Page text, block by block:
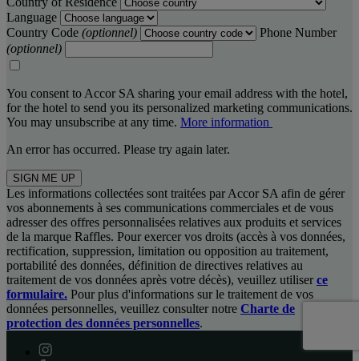
Language
Country Code (optionnel)
Phone Number
(optionnel)
You consent to Accor SA sharing your email address with the hotel,
for the hotel to send you its personalized marketing communications.
You may unsubscribe at any time. More information
An error has occurred. Please try again later.
SIGN ME UP
Les informations collectées sont traitées par Accor SA afin de gérer
vos abonnements à ses communications commerciales et de vous
adresser des offres personnalisées relatives aux produits et services
de la marque Raffles. Pour exercer vos droits (accès à vos données,
rectification, suppression, limitation ou opposition au traitement,
portabilité des données, définition de directives relatives au
traitement de vos données après votre décès), veuillez utiliser ce
formulaire. Pour plus d'informations sur le traitement de vos
données personnelles, veuillez consulter notre Charte de
protection des données personnelles.